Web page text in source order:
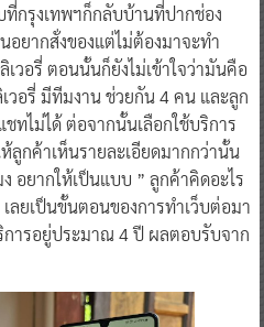
กรุงเทพฯก็กลับบ้านที่ปากช่อง
อยากสั่งของแต่ไม่ต้องมาจะทำ
เวอรี่ ตอนนั้นก็ยังไม่เข้าใจว่ามันคือ
เวอรี่ มีทีมงาน ช่วยกัน 4 คน และลูก
ไม่ได้ ต่อจากนั้นเลือกใช้บริการ
ลูกค้าเห็นรายละเอียดมากกว่านั้น
อยากให้เป็นแบบ ” ลูกค้าคิดอะไร
ลยเป็นขั้นตอนของการทำเว็บต่อมา
ริการอยู่ประมาณ 4 ปี ผลตอบรับจาก